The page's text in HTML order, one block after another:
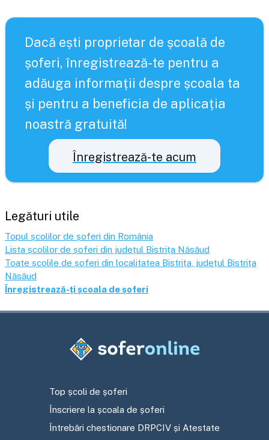
Dacă ești proprietar de școală de
șoferi, înregistrează-te pentru a
adăuga informații despre școala ta
și pentru a beneficia de aplicația
noastră gratuită!
Înregistrează-te acum
Legături utile
Topul școlilor de șoferi din România
Lista școlilor de șoferi din județul Bistrița Năsăud
Toate școlile de șoferi din localitatea Bistrița , județul Bistrița
Năsăud
Înregistrează-ți școala de șoferi
Top școli de șoferi
Înscriere la școala de șoferi
Întrebări chestionare DRPCIV și Atestate